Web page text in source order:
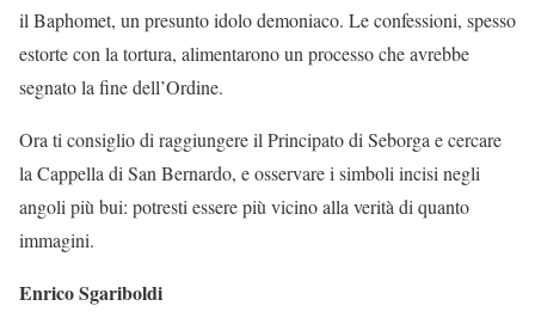
il Baphomet, un presunto idolo demoniaco. Le confessioni, spesso
estorte con la tortura, alimentarono un processo che avrebbe
segnato la fine dell’Ordine.
Ora ti consiglio di raggiungere il Principato di Seborga e cercare
la Cappella di San Bernardo, e osservare i simboli incisi negli
angoli più bui: potresti essere più vicino alla verità di quanto
immagini.
Enrico Sgariboldi